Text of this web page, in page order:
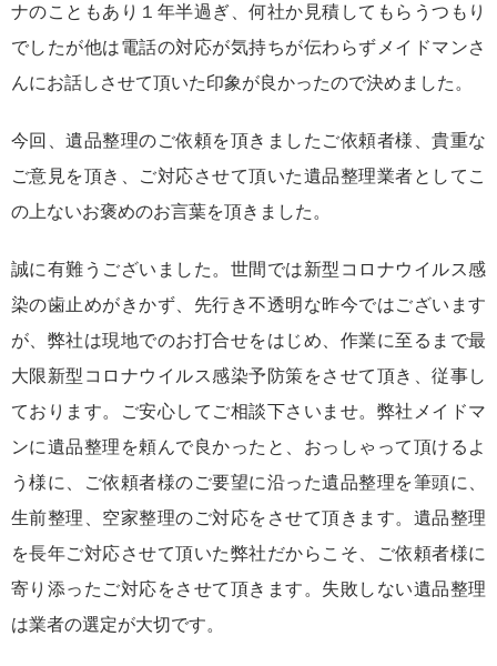
ナのこともあり１年半過ぎ、何社か見積してもらうつもり
でしたが他は電話の対応が気持ちが伝わらずメイドマンさ
んにお話しさせて頂いた印象が良かったので決めました。
今回、遺品整理のご依頼を頂きましたご依頼者様、貴重な
ご意見を頂き、ご対応させて頂いた遺品整理業者としてこ
の上ないお褒めのお言葉を頂きました。
誠に有難うございました。世間では新型コロナウイルス感
染の歯止めがきかず、先行き不透明な昨今ではございます
が、弊社は現地でのお打合せをはじめ、作業に至るまで最
大限新型コロナウイルス感染予防策をさせて頂き、従事し
ております。ご安心してご相談下さいませ。弊社メイドマ
ンに遺品整理を頼んで良かったと、おっしゃって頂けるよ
う様に、ご依頼者様のご要望に沿った遺品整理を筆頭に、
生前整理、空家整理のご対応をさせて頂きます。遺品整理
を長年ご対応させて頂いた弊社だからこそ、ご依頼者様に
寄り添ったご対応をさせて頂きます。失敗しない遺品整理
は業者の選定が大切です。